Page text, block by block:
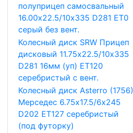
полуприцеп самосвальный
16.00х22.5/10х335 D281 ET0
серый без вент.
Колесный диск SRW Прицеп
дисковый 11.75х22.5/10х335
D281 16мм (уп) ET120
серебристый с вент.
Колесный диск Asterro (1756)
Мерседес 6.75х17.5/6х245
D202 ET127 серебристый
(под футорку)